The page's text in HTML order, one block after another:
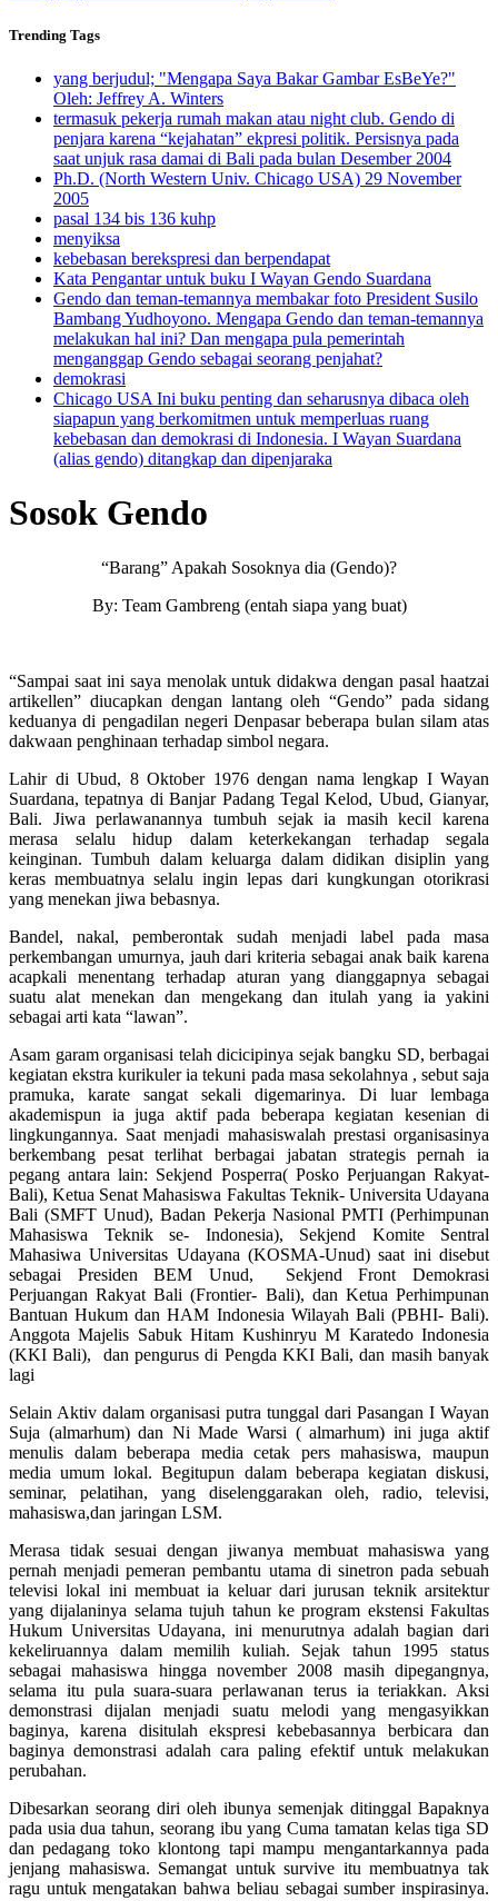
Trending Tags
yang berjudul; "Mengapa Saya Bakar Gambar EsBeYe?"
Oleh: Jeffrey A. Winters
termasuk pekerja rumah makan atau night club. Gendo di
penjara karena “kejahatan” ekpresi politik. Persisnya pada
saat unjuk rasa damai di Bali pada bulan Desember 2004
Ph.D. (North Western Univ. Chicago USA) 29 November
2005
pasal 134 bis 136 kuhp
menyiksa
kebebasan berekspresi dan berpendapat
Kata Pengantar untuk buku I Wayan Gendo Suardana
Gendo dan teman-temannya membakar foto President Susilo
Bambang Yudhoyono. Mengapa Gendo dan teman-temannya
melakukan hal ini? Dan mengapa pula pemerintah
menganggap Gendo sebagai seorang penjahat?
demokrasi
Chicago USA Ini buku penting dan seharusnya dibaca oleh
siapapun yang berkomitmen untuk memperluas ruang
kebebasan dan demokrasi di Indonesia. I Wayan Suardana
(alias gendo) ditangkap dan dipenjaraka
Sosok Gendo
“Barang” Apakah Sosoknya dia (Gendo)?
By: Team Gambreng (entah siapa yang buat)
“Sampai saat ini saya menolak untuk didakwa dengan pasal haatzai
artikellen” diucapkan dengan lantang oleh “Gendo” pada sidang
keduanya di pengadilan negeri Denpasar beberapa bulan silam atas
dakwaan penghinaan terhadap simbol negara.
Lahir di Ubud, 8 Oktober 1976 dengan nama lengkap I Wayan
Suardana, tepatnya di Banjar Padang Tegal Kelod, Ubud, Gianyar,
Bali. Jiwa perlawanannya tumbuh sejak ia masih kecil karena
merasa selalu hidup dalam keterkekangan terhadap segala
keinginan. Tumbuh dalam keluarga dalam didikan disiplin yang
keras membuatnya selalu ingin lepas dari kungkungan otorikrasi
yang menekan jiwa bebasnya.
Bandel, nakal, pemberontak sudah menjadi label pada masa
perkembangan umurnya, jauh dari kriteria sebagai anak baik karena
acapkali menentang terhadap aturan yang dianggapnya sebagai
suatu alat menekan dan mengekang dan itulah yang ia yakini
sebagai arti kata “lawan”.
Asam garam organisasi telah dicicipinya sejak bangku SD, berbagai
kegiatan ekstra kurikuler ia tekuni pada masa sekolahnya , sebut saja
pramuka, karate sangat sekali digemarinya. Di luar lembaga
akademispun ia juga aktif pada beberapa kegiatan kesenian di
lingkungannya. Saat menjadi mahasiswalah prestasi organisasinya
berkembang pesat terlihat berbagai jabatan strategis pernah ia
pegang antara lain: Sekjend Posperra( Posko Perjuangan Rakyat-
Bali), Ketua Senat Mahasiswa Fakultas Teknik- Universita Udayana
Bali (SMFT Unud), Badan Pekerja Nasional PMTI (Perhimpunan
Mahasiswa Teknik se- Indonesia), Sekjend Komite Sentral
Mahasiwa Universitas Udayana (KOSMA-Unud) saat ini disebut
sebagai Presiden BEM Unud, Sekjend Front Demokrasi
Perjuangan Rakyat Bali (Frontier- Bali), dan Ketua Perhimpunan
Bantuan Hukum dan HAM Indonesia Wilayah Bali (PBHI- Bali).
Anggota Majelis Sabuk Hitam Kushinryu M Karatedo Indonesia
(KKI Bali), dan pengurus di Pengda KKI Bali, dan masih banyak
lagi
Selain Aktiv dalam organisasi putra tunggal dari Pasangan I Wayan
Suja (almarhum) dan Ni Made Warsi ( almarhum) ini juga aktif
menulis dalam beberapa media cetak pers mahasiswa, maupun
media umum lokal. Begitupun dalam beberapa kegiatan diskusi,
seminar, pelatihan, yang diselenggarakan oleh, radio, televisi,
mahasiswa,dan jaringan LSM.
Merasa tidak sesuai dengan jiwanya membuat mahasiswa yang
pernah menjadi pemeran pembantu utama di sinetron pada sebuah
televisi lokal ini membuat ia keluar dari jurusan teknik arsitektur
yang dijalaninya selama tujuh tahun ke program ekstensi Fakultas
Hukum Universitas Udayana, ini menurutnya adalah bagian dari
kekeliruannya dalam memilih kuliah. Sejak tahun 1995 status
sebagai mahasiswa hingga november 2008 masih dipegangnya,
selama itu pula suara-suara perlawanan terus ia teriakkan. Aksi
demonstrasi dijalan menjadi suatu melodi yang mengasyikkan
baginya, karena disitulah ekspresi kebebasannya berbicara dan
baginya demonstrasi adalah cara paling efektif untuk melakukan
perubahan.
Dibesarkan seorang diri oleh ibunya semenjak ditinggal Bapaknya
pada usia dua tahun, seorang ibu yang Cuma tamatan kelas tiga SD
dan pedagang toko klontong tapi mampu mengantarkannya pada
jenjang mahasiswa. Semangat untuk survive itu membuatnya tak
ragu untuk mengatakan bahwa beliau sebagai sumber inspirasinya.